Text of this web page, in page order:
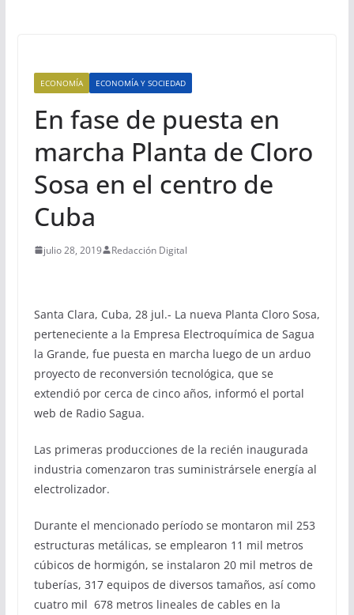
ECONOMÍA ECONOMÍA Y SOCIEDAD
En fase de puesta en
marcha Planta de Cloro
Sosa en el centro de
Cuba
julio 28, 2019 Redacción Digital
Santa Clara, Cuba, 28 jul.- La nueva Planta Cloro Sosa,
perteneciente a la Empresa Electroquímica de Sagua
la Grande, fue puesta en marcha luego de un arduo
proyecto de reconversión tecnológica, que se
extendió por cerca de cinco años, informó el portal
web de Radio Sagua.
Las primeras producciones de la recién inaugurada
industria comenzaron tras suministrársele energía al
electrolizador.
Durante el mencionado período se montaron mil 253
estructuras metálicas, se emplearon 11 mil metros
cúbicos de hormigón, se instalaron 20 mil metros de
tuberías, 317 equipos de diversos tamaños, así como
cuatro mil 678 metros lineales de cables en la